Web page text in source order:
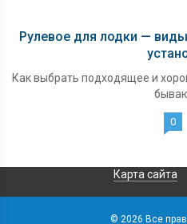
Рулевое для лодки —
Как выбрать подходящее и
0
Карта сайта
© 2026 Все